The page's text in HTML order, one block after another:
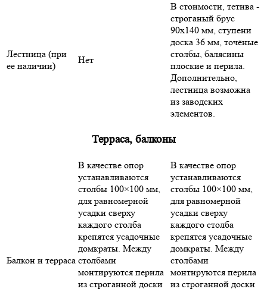
Лестница (при
ее наличии)
Нет
В стоимости, тетива -
строганый брус
90х140 мм, ступени
доска 36 мм, точёные
столбы, балясины
плоские и перила.
Дополнительно,
лестница возможна
из заводских
элементов.
Терраса, балконы
Балкон и терраса
В качестве опор
устанавливаются
столбы 100×100 мм,
для равномерной
усадки сверху
каждого столба
крепятся усадочные
домкраты. Между
столбами
монтируются перила
из строганной доски
В качестве опор
устанавливаются
столбы 100×100 мм,
для равномерной
усадки сверху
каждого столба
крепятся усадочные
домкраты. Между
столбами
монтируются перила
из строганной доски